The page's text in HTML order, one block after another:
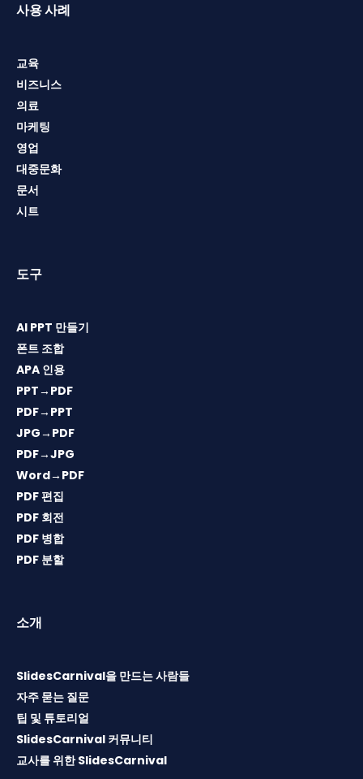
사용 사례
교육
비즈니스
의료
마케팅
영업
대중문화
문서
시트
도구
AI PPT 만들기
폰트 조합
APA 인용
PPT→PDF
PDF→PPT
JPG→PDF
PDF→JPG
Word→PDF
PDF 편집
PDF 회전
PDF 병합
PDF 분할
소개
SlidesCarnival을 만드는 사람들
자주 묻는 질문
팁 및 튜토리얼
SlidesCarnival 커뮤니티
교사를 위한 SlidesCarnival